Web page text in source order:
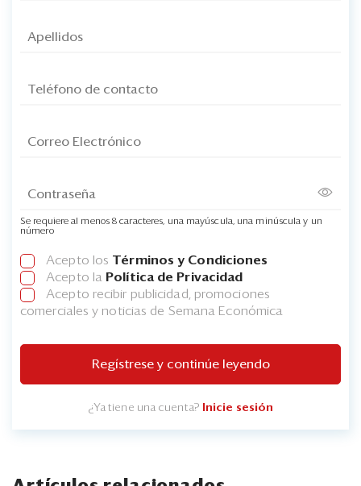
Se requiere al menos 8 caracteres, una mayúscula, una minúscula y un
número
Acepto los Términos y Condiciones
Acepto la Política de Privacidad
Acepto recibir publicidad, promociones
comerciales y noticias de Semana Económica
Regístrese y continúe leyendo
¿Ya tiene una cuenta? Inicie sesión